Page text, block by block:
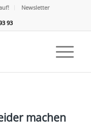
Newsletter
93
machen